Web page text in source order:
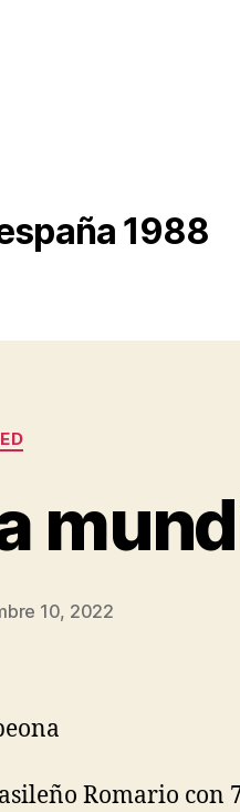
1988
10, 2022
Romario con